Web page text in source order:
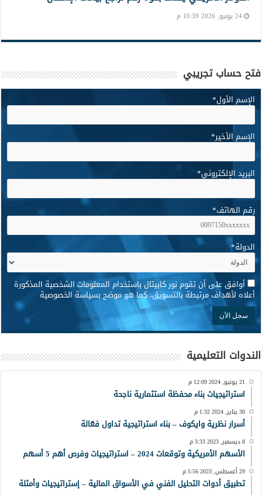
24 يونيو, 2026 10:39 م
فتح حساب تجريبي
الإسم الأول*
الإسم الأخير*
البريد الإلكتروني*
رقم الهاتف*
الدولة*
* أوافق على أن تقوم نور كابيتال باستخدام المعلومات الشخصية المذكورة
أعلاه لأهداف مرتبطة بالتسويق، كما هو موضح بسياسة الخصوصية
الندوات التعليمية
21 يونيو, 2024 12:09 م
استراتيجيات بناء محفظة استثمارية ناجحة
30 يناير, 2024 1:32 م
أسرار نظرية وايكوف – بناء استراتيجية تداول فعّالة
8 ديسمبر, 2023 3:33 م
الأسهم الأمريكية وتوقعات 2024 – استراتيجيات وفرص أهم 5 أسهم
29 أغسطس, 2023 5:56 م
تطبيق أدوات التحليل الفني في الأسواق المالية – إستراتيجيات وأمثلة